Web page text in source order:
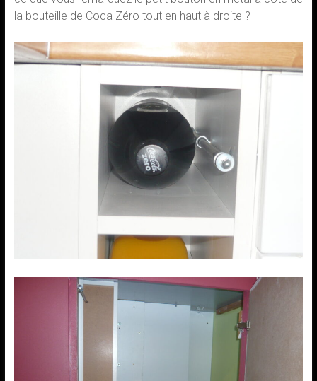
la bouteille de Coca Zéro tout en haut à droite ?